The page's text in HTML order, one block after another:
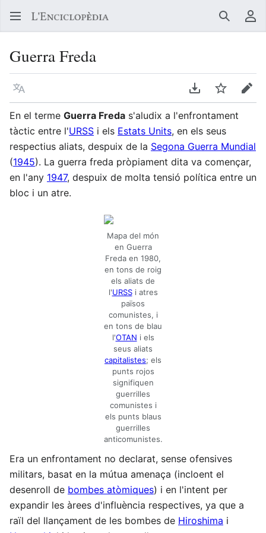
Buscar
Guerra Freda
Llegir en un atre idioma Descarregar en
Vigilar
En el terme Guerra Freda s'aludix a l'enfrontament
tàctic entre l'URSS i els Estats Units, en els seus
respectius aliats, despuix de la Segona Guerra Mundial
(1945). La guerra freda pròpiament dita va començar,
en l'any 1947, despuix de molta tensió política entre un
bloc i un atre.
Mapa del món
en Guerra
Freda en 1980,
en tons de roig
els aliats de
l'URSSi atres
països
comunistes, i
en tons de blau
l'OTAN i els
seus aliats
capitalistes; els
punts rojos
signifiquen
guerrilles
comunistes i
els punts blaus
guerrilles
anticomunistes.
Era un enfrontament no declarat, sense ofensives
militars, basat en la mútua amenaça (incloent el
desenroll de bombes atòmiques) i en l'intent per
expandir les àrees d'influència respectives, ya que a
raïl del llançament de les bombes de Hiroshima i